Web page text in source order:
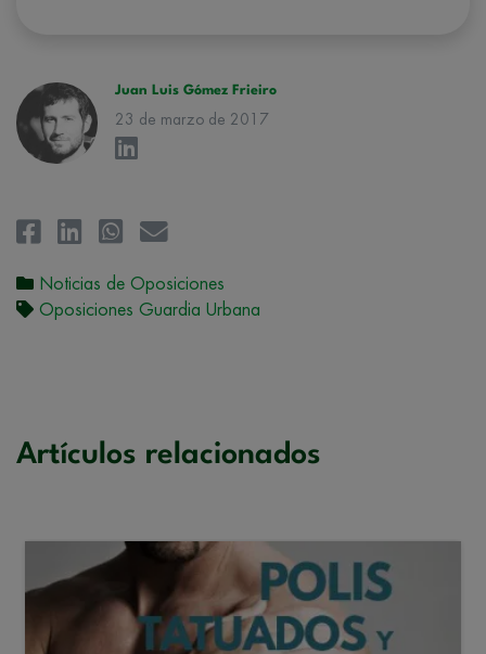
Juan Luis Gómez Frieiro
23 de marzo de 2017
Noticias de Oposiciones
Oposiciones Guardia Urbana
Artículos relacionados